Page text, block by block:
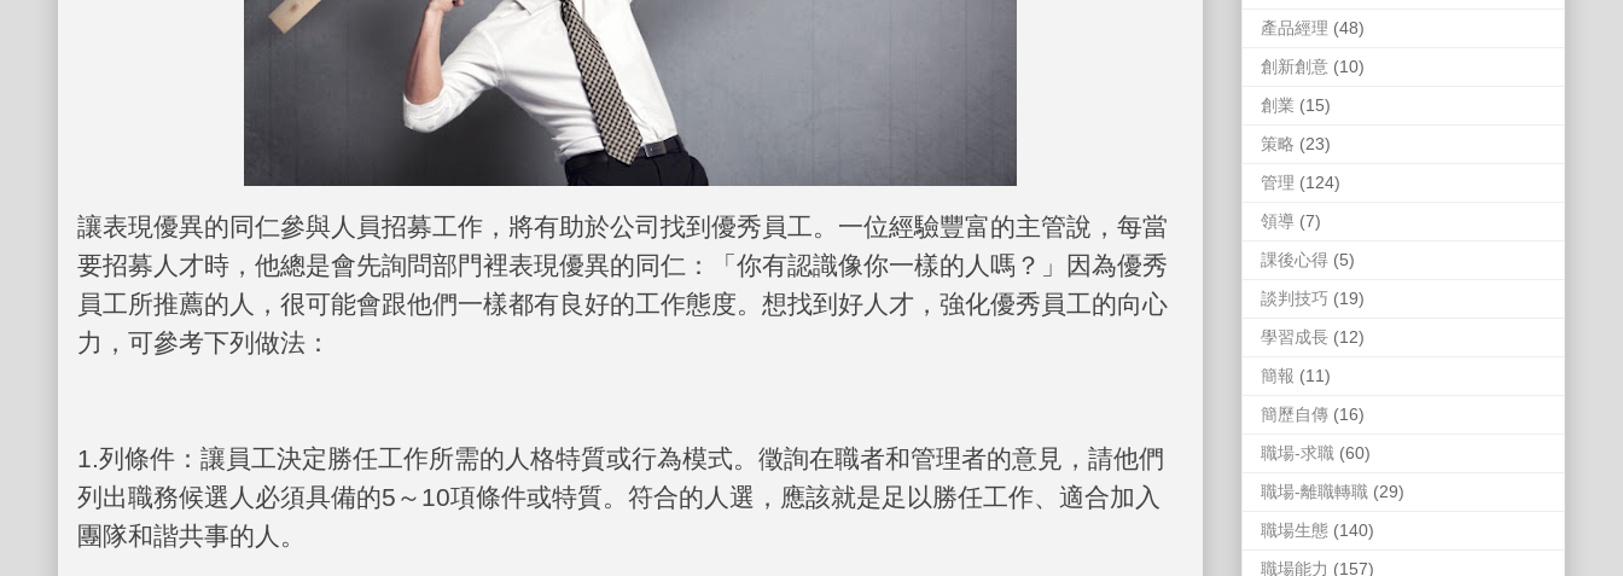
讓表現優異的同仁參與人員招募工作，將有助於公司找到優秀員工。一位經驗豐富的主管說，每當
要招募人才時，他總是會先詢問部門裡表現優異的同仁：「你有認識像你一樣的人嗎？」因為優秀
員工所推薦的人，很可能會跟他們一樣都有良好的工作態度。想找到好人才，強化優秀員工的向心
力，可參考下列做法：
1.列條件：讓員工決定勝任工作所需的人格特質或行為模式。徵詢在職者和管理者的意見，請他們
列出職務候選人必須具備的5 ～ 10項條件或特質。符合的人選，應該就是足以勝任工作、適合加入
團隊和諧共事的人。
產品經理 (48)
創新創意 (10)
創業 (15)
策略 (23)
管理 (124)
領導 (7)
課後心得 (5)
談判技巧 (19)
學習成長 (12)
簡報 (11)
簡歷自傳 (16)
職場-求職 (60)
職場-離職轉職 (29)
職場生態 (140)
職場能力 (157)